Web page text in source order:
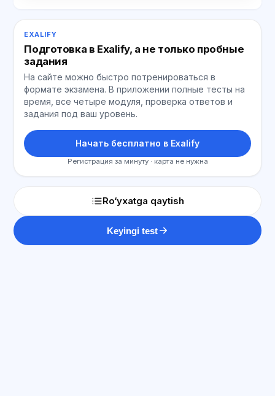
EXALIFY
Подготовка в Exalify, а не только пробные
задания
На сайте можно быстро потренироваться в
формате экзамена. В приложении полные тесты на
время, все четыре модуля, проверка ответов и
задания под ваш уровень.
Начать бесплатно в Exalify
Регистрация за минуту · карта не нужна
Ro‘yxatga qaytish
Keyingi test